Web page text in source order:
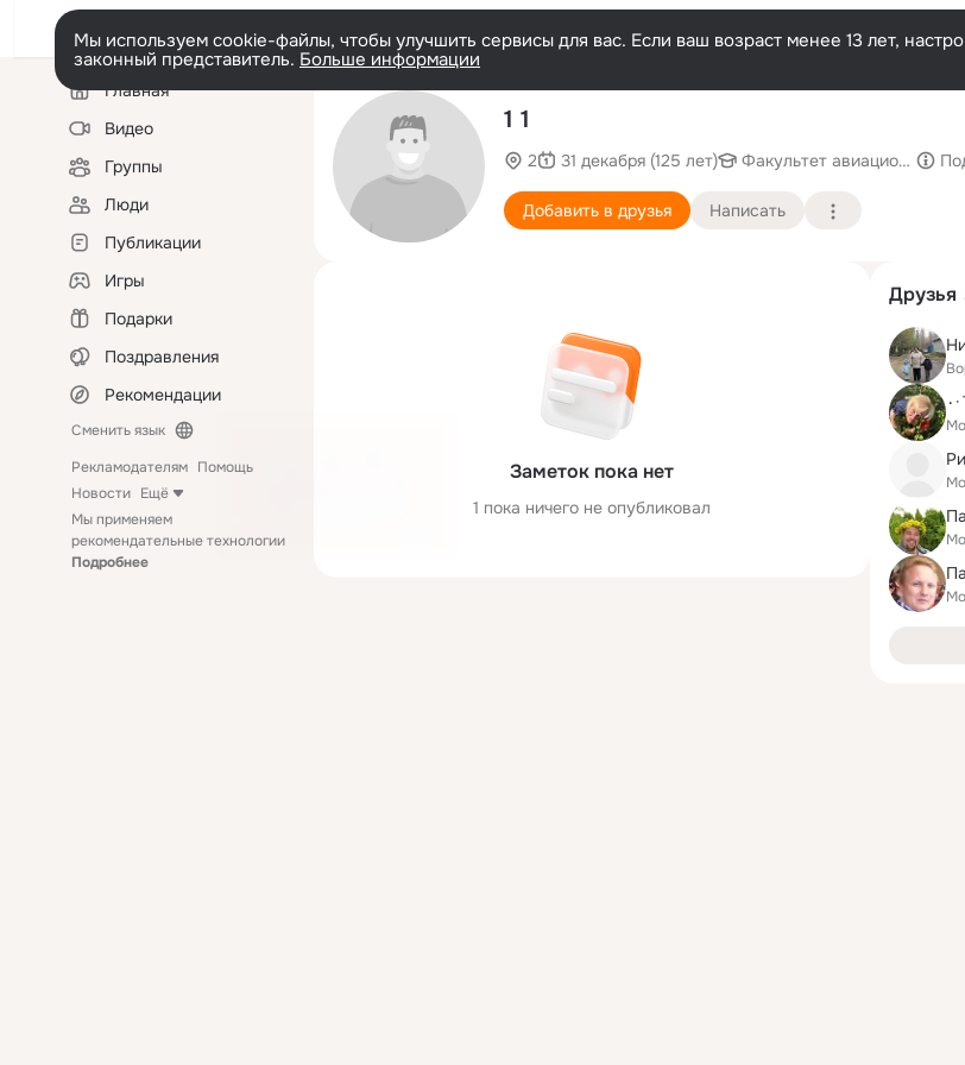
Мы используем cookie-файлы, чтобы улучшить сервисы для вас. Если ваш возраст менее 13 лет,
законный представитель. Больше информации
Левая
колонкаГлавная
Видео
Группы
Люди
Публикации
Игры
Подарки
Поздравления
Рекомендации
Сменить язык
Рекламодателям Помощь
Новости Ещё
Мы применяем
рекомендательные технологии
Подробнее
1 1
2 31 декабря (125 лет) Факультет авиационной
Добавить в друзья Написать
Заметок пока нет
1 пока ничего не опубликовал
Друзья